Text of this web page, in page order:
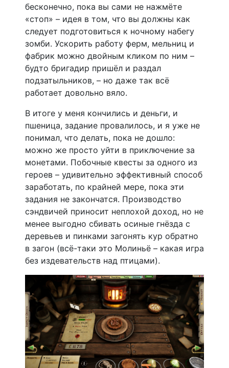
бесконечно, пока вы сами не нажмёте
«стоп» – идея в том, что вы должны как
следует подготовиться к ночному набегу
зомби. Ускорить работу ферм, мельниц и
фабрик можно двойным кликом по ним –
будто бригадир пришёл и раздал
подзатыльников, – но даже так всё
работает довольно вяло.
В итоге у меня кончились и деньги, и
пшеница, задание провалилось, и я уже не
понимал, что делать, пока не дошло:
можно же просто уйти в приключение за
монетами. Побочные квесты за одного из
героев – удивительно эффективный способ
заработать, по крайней мере, пока эти
задания не закончатся. Производство
сэндвичей приносит неплохой доход, но не
менее выгодно сбивать осиные гнёзда с
деревьев и пинками загонять кур обратно
в загон (всё-таки это Молиньё – какая игра
без издевательств над птицами).